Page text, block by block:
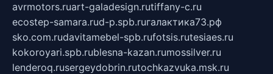
avrmotors.ruart-galadesign.rutiffany-c.ru
ecostep-samara.rud-p.spb.ruгалактика73.рф
sko.com.rudavitamebel-spb.rufotsis.rutesiaes.ru
kokoroyari.spb.rublesna-kazan.rumossilver.ru
lenderoq.rusergeydobrin.rutochkazvuka.msk.ru